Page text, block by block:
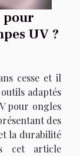
pour
UV ?
cesse et il
adaptés
pour ongles
des
la durabilité
cet article